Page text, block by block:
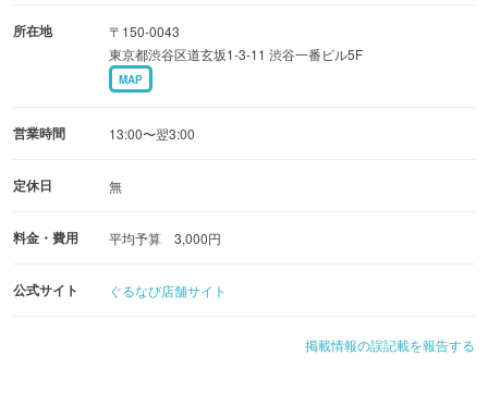
特別なコースはご用意しておりませんが、その分、お客様
がお好きなメニューを自由に組み合わせてお楽しみいただ
けます。スイーツだけのカフェ利用から、シーシャとお酒
を嗜むバー利用まで、その日の気分に合わせて、あなただ
所在地
〒150-0043
東京都渋谷区道玄坂1-3-11 渋谷一番ビル5F
MAP
営業時間 13:00〜翌3:00
定休日 無
料金・費用 平均予算 3,000円
公式サイト ぐるなび店舗サイト
掲載情報の誤記載を報告する